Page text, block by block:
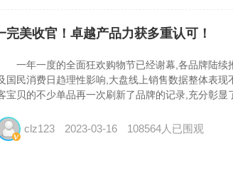
美收官！卓越产品力获多重认可！
一年一度的全面狂欢购物节已经谢幕,各品牌陆续
国民消费日趋理性影响,大盘线上销售数据整体表
宝贝的不少单品再一次刷新了品牌的记录,充分彰显
clz123 2023-03-16 108564人已围观